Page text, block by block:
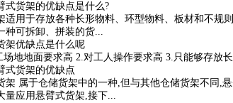
式货架的优缺点是什么?
适用于存放各种长形物料、环型物料、板材和不规
种可拆卸、拼装的货...
架优缺点是什么呢
场地地面要求高 2.对工人操作要求高 3.只能够存放
式货架的优缺点
架 属于仓储货架中的一种,但与其他仓储货架不同,
量应用悬臂式货架,接下...